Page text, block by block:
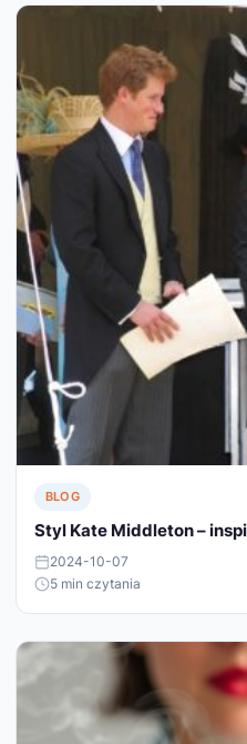
BLOG
Styl Kate Middleton –
2024-10-07
5 min czytania